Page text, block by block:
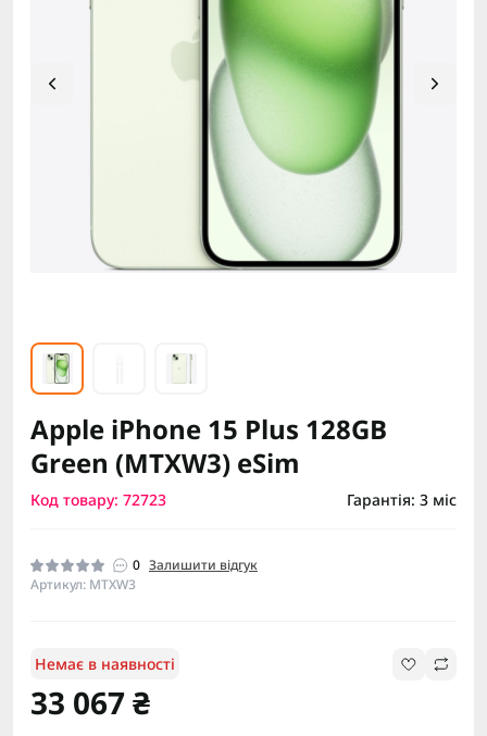
Apple iPhone 15 Plus 128GB
Green (MTXW3) eSim
Код товару: 72723 Гарантія: 3 міс
0 Залишити відгук
Артикул: MTXW3
Немає в наявності
33 067 ₴